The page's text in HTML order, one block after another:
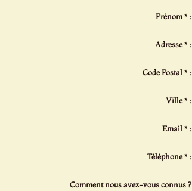
Prénom * :
Adresse * :
Code Postal * :
Ville * :
Email * :
Téléphone * :
Comment nous avez-vous connus ?